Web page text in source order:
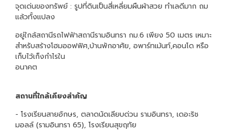
จุดเด่นของทรัพย์ : รูปที่ดินเป็นสี่เหลี่ยมผืนผ้าสวย ทำเลดีมาก ถม
แล้วทั้งแปลง
อยู่ใกล้สถานีรถไฟฟ้าสถานีรามอินทรา กม.6 เพียง 50 เมตร เหมาะ
สำหรับสร้างโฮมออฟฟิศ,บ้านพักอาศัย, อพาร์ทเม้นท์,คอนโด หรือ
เก็บไว้เก็งกำไรใน
อนา
สถานที่ใกล้เคียงสำคัญ
- โรงเรียนสายอักษร, ตลาดนัดเลียบด่วน รามอินทรา, เดอะริช
มอลล์ (รามอินทรา 65), โรงเรียนสุขฤทัย